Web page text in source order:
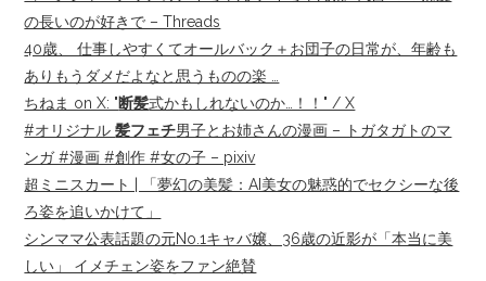
の長いのが好きで – Threads
40歳、 仕事しやすくてオールバック＋お団子の日常が、年齢も
ありもうダメだよなと思うものの楽 …
ちねま on X: "断髪式かもしれないのか…！！" / X
#オリジナル髪フェチ男子とお姉さんの漫画 – トガタガトのマ
ンガ #漫画 #創作 #女の子 – pixiv
超ミニスカート | 「夢幻の美髪：AI美女の魅惑的でセクシーな後
ろ姿を追いかけて」
シンママ公表話題の元No.1キャバ嬢、36歳の近影が「本当に美
しい」 イメチェン姿をファン絶賛